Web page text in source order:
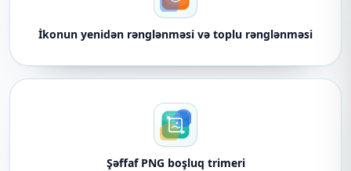
İkonun yenidən rənglənməsi və toplu rənglənməsi
Şəffaf PNG boşluq trimeri